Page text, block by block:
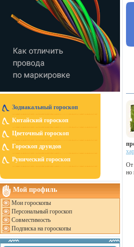
Зодиакальный гороскоп
Китайский гороскоп
Цветочный гороскоп
Гороскоп друидов
Рунический гороскоп
Мой профиль
Мои гороскопы
Персональный гороскоп
Совместимость
Подписка на гороскопы
От
но